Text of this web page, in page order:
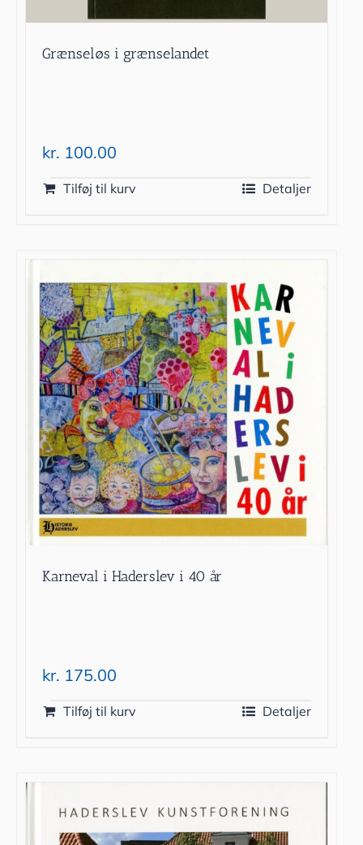
Grænseløs i grænselandet
kr. 100.00
Tilføj til kurv Detaljer
Karneval i Haderslev i 40 år
kr. 175.00
Tilføj til kurv Detaljer